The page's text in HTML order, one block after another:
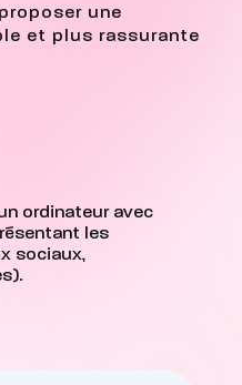
une
et plus rassurante